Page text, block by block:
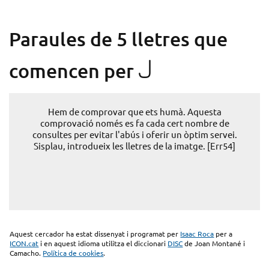
Paraules de 5 lletres que
comencen per J
Hem de comprovar que ets humà. Aquesta
comprovació només es fa cada cert nombre de
consultes per evitar l'abús i oferir un òptim servei.
Sisplau, introdueix les lletres de la imatge. [Err54]
Aquest cercador ha estat dissenyat i programat per Isaac Roca per a
ICON.cat i en aquest idioma utilitza el diccionari DISCde Joan Montané i
Camacho. Política de cookies.